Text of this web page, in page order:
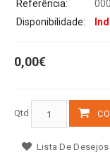
Referência:
Disponibilidade:
0,00€
Qtd
Lista De Desejos